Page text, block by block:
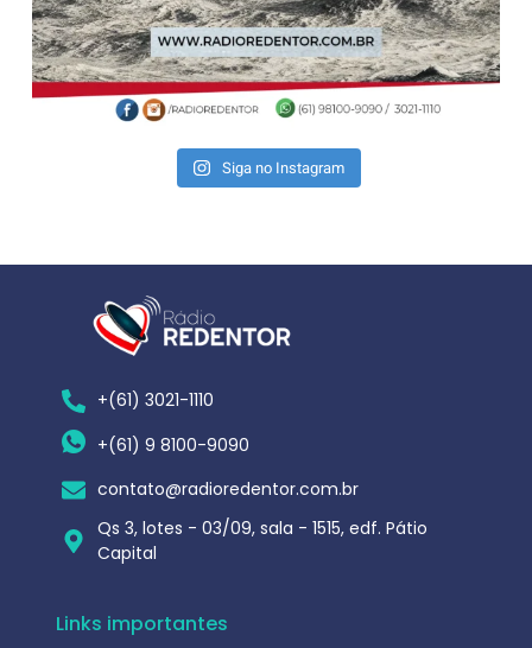
Siga no Instagram
+(61) 3021-1110
+(61) 9 8100-9090
contato@radioredentor.com.br
Qs 3, lotes - 03/09, sala - 1515, edf. Pátio
Capital
Links importantes